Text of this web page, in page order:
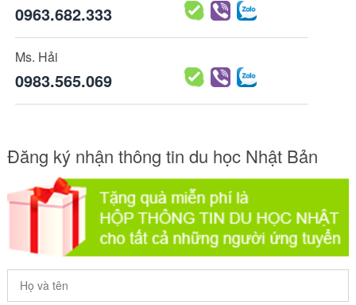
0963.682.333
Ms. Hải
0983.565.069
Đăng ký nhận thông tin du học Nhật Bản